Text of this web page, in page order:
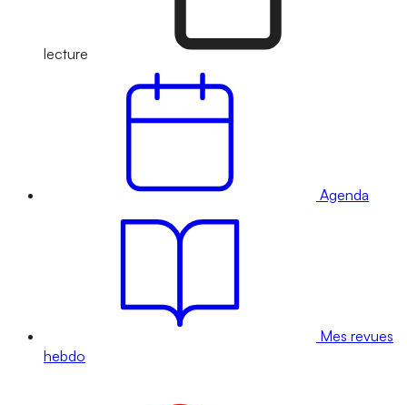
lecture
Agenda
Mes revues
hebdo